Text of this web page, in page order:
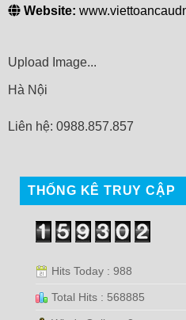
Website:
Upload Image...
Hà Nội
Liên hệ: 0988.857.857
THỐNG KÊ TRUY CẬP
Hits Today : 988
Total Hits : 568885